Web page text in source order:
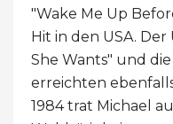
"Wake Me Up
Hit in den USA.
She Wants" und
erreichten
1984 trat Michael